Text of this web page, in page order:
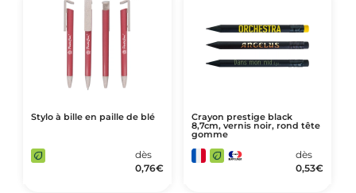
Stylo à bille en paille de blé
dès
0,76€
Crayon prestige black
8,7cm, vernis noir, rond tête
gomme
dès
0,53€